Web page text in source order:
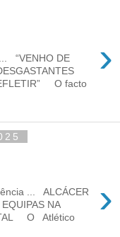
›
“VENHO DE
O facto
›
... ALCÁCER
NA
O Atlético